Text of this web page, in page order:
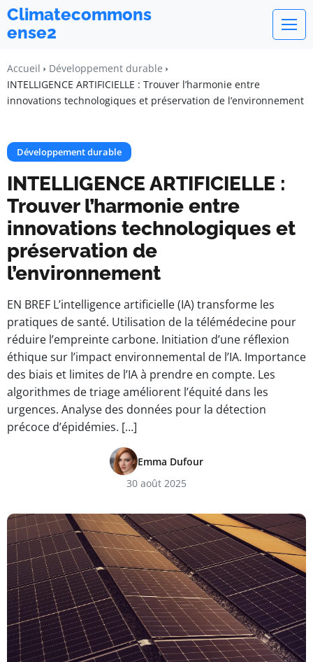
Climatecommons
ense2
Accueil
Développement durable
INTELLIGENCE ARTIFICIELLE : Trouver l’harmonie entre
innovations technologiques et préservation de l’environnement
Développement durable
INTELLIGENCE ARTIFICIELLE :
Trouver l’harmonie entre
innovations technologiques et
préservation de
l’environnement
EN BREF L’intelligence artificielle (IA) transforme les
pratiques de santé. Utilisation de la télémédecine pour
réduire l’empreinte carbone. Initiation d’une réflexion
éthique sur l’impact environnemental de l’IA. Importance
des biais et limites de l’IA à prendre en compte. Les
algorithmes de triage améliorent l’équité dans les
urgences. Analyse des données pour la détection
précoce d’épidémies. […]
Emma Dufour
30 août 2025